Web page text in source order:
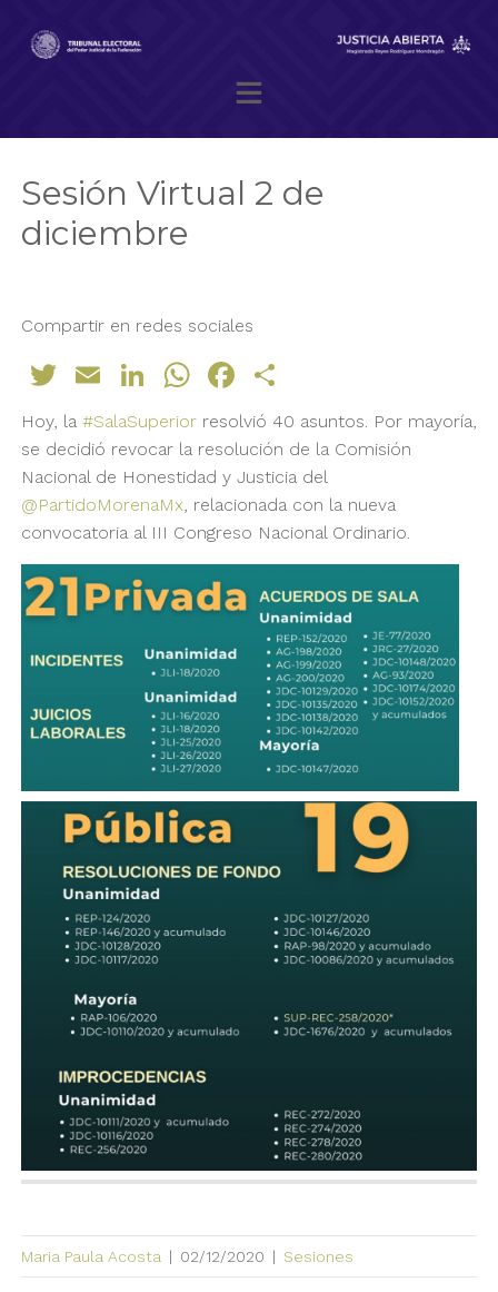
Magistrado presidente Reyes Rodríguez Mondragón
Sesión Virtual 2 de
diciembre
Compartir en redes sociales
Twitter
EmailLinkedIn
WhatsApp
Facebook
Hoy, la #SalaSuperiorresolvió 40 asuntos. Por mayoría,
se decidió revocar la resolución de la Comisión
Nacional de Honestidad y Justicia del
@PartidoMorenaMx, relacionada con la nueva
convocatoria al III Congreso Nacional Ordinario.
Maria Paula Acosta | 02/12/2020 | Sesiones